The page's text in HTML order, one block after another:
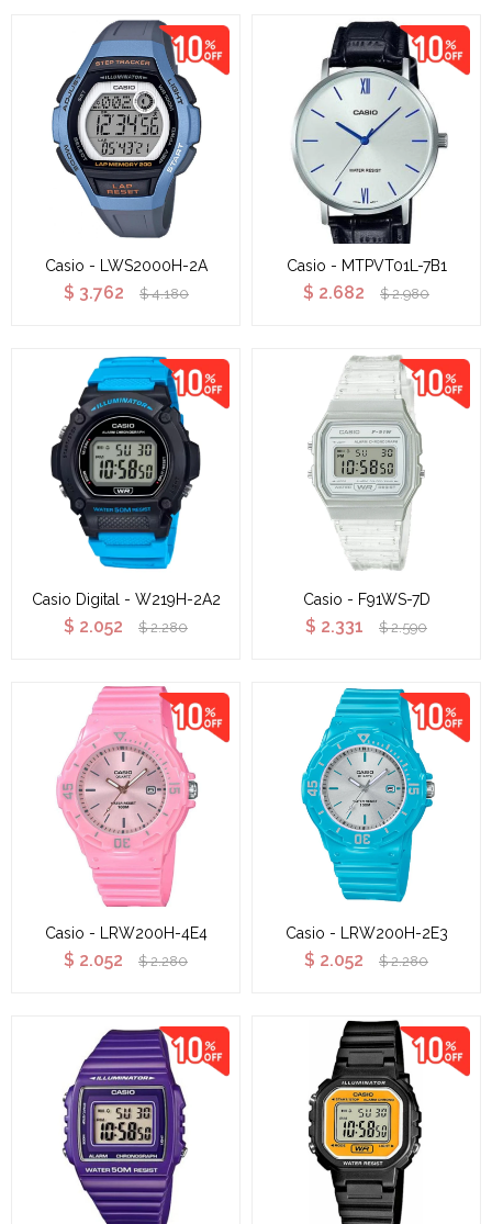
Casio - LWS2000H-2A
$ 3.762 $ 4.180
Casio - MTPVT01L-7B1
$ 2.682 $ 2.980
Casio Digital - W219H-2A2
$ 2.052 $ 2.280
Casio - F91WS-7D
$ 2.331 $ 2.590
Casio - LRW200H-4E4
$ 2.052 $ 2.280
Casio - LRW200H-2E3
$ 2.052 $ 2.280